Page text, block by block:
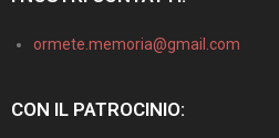
ormete.memoria@gmail.com
CON IL PATROCINIO: